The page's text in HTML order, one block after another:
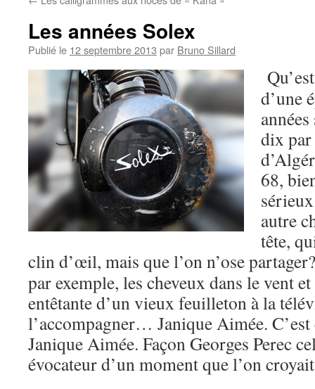
Les années Solex
Publié le 12 septembre 2013 par Bruno Sillard
d’une
dix par
68,
autre
tête,
clin d’œil, mais que l’on n’ose partager?
par exemple, les cheveux dans le vent
entêtante d’un vieux feuilleton à la
l’accompagner… Janique Aimée.
Janique Aimée. Façon Georges Perec
évocateur d’un moment que l’on